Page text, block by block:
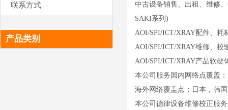
联系方式
产品类别
中古设备销售、出租、维修、
SAKI系列)
AOI/SPI/ICT/XRAY配件、耗
AOI/SPI/ICT/XRAY维修、校
AOI/SPI/ICT/XRAY产品软硬
本公司服务国内网络点覆盖
海外网络覆盖点：日本，韩
本公司德律设备维修校正服